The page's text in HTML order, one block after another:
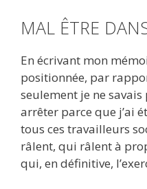
MAL ÊTRE
En écrivant mon
positionnée, par
seulement je ne
arrêter parce que j’ai
tous ces travailleurs
râlent, qui râlent à
qui, en définitive,